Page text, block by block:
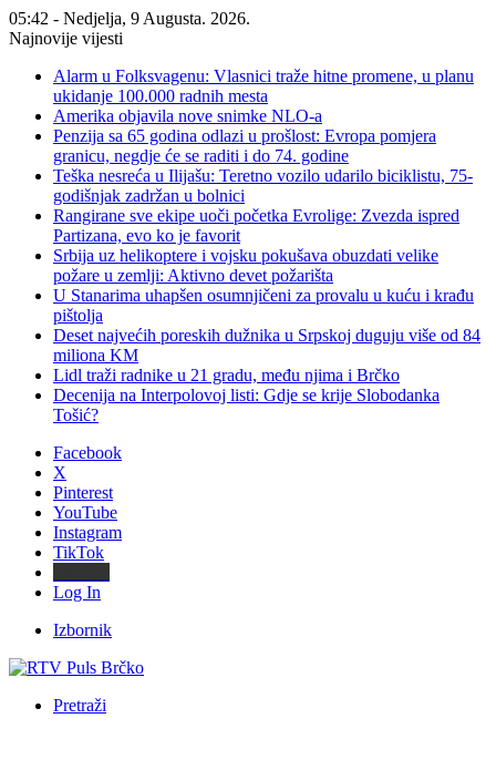
05:42 - Nedjelja, 9 Augusta. 2026.
Najnovije vijesti
Alarm u Folksvagenu: Vlasnici traže hitne promene, u planu
ukidanje 100.000 radnih mesta
Amerika objavila nove snimke NLO-a
Penzija sa 65 godina odlazi u prošlost: Evropa pomjera
granicu, negdje će se raditi i do 74. godine
Teška nesreća u Ilijašu: Teretno vozilo udarilo biciklistu, 75-
godišnjak zadržan u bolnici
Rangirane sve ekipe uoči početka Evrolige: Zvezda ispred
Partizana, evo ko je favorit
Srbija uz helikoptere i vojsku pokušava obuzdati velike
požare u zemlji: Aktivno devet požarišta
U Stanarima uhapšen osumnjičeni za provalu u kuću i krađu
pištolja
Deset najvećih poreskih dužnika u Srpskoj duguju više od 84
miliona KM
Lidl traži radnike u 21 gradu, među njima i Brčko
Decenija na Interpolovoj listi: Gdje se krije Slobodanka
Tošić?
Facebook
X
Pinterest
YouTube
Instagram
TikTok
Log In
Izbornik
Pretraži